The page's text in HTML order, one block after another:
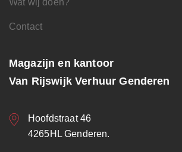
Wat wij doen?
Contact
Magazijn en kantoor
Van Rijswijk Verhuur Genderen
Hoofdstraat 46
4265HL Genderen.